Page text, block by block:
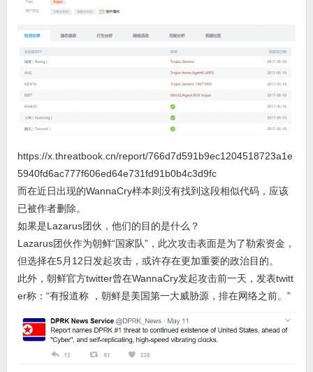
https://x.threatbook.cn/report/766d7d591b9ec1204518723a1e
5940fd6ac777f606ed64e731fd91b0b4c3d9fc
而在近日出现的WannaCry样本则没有找到这段相似代码，应该
已被作者删除。
如果是Lazarus团伙，他们的目的是什么？
Lazarus团伙作为朝鲜“国家队”，此次攻击表面是为了勒索资金，
但选择在5月12日发起攻击，或许存在更加重要的政治目的。
此外，朝鲜官方twitter曾在WannaCry发起攻击前一天，发表twitt
er称：“有报道称 ，朝鲜是美国第一大威胁源，排在网络之前。”